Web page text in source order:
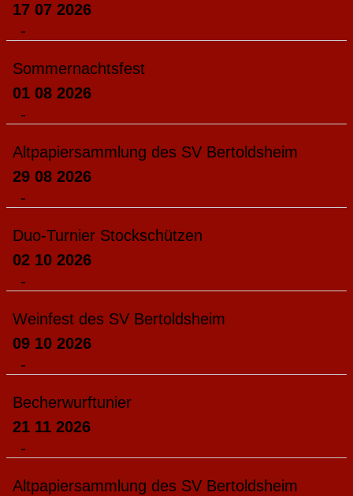
17 07 2026
-
Sommernachtsfest
01 08 2026
-
Altpapiersammlung des SV Bertoldsheim
29 08 2026
-
Duo-Turnier Stockschützen
02 10 2026
-
Weinfest des SV Bertoldsheim
09 10 2026
-
Becherwurftunier
21 11 2026
-
Altpapiersammlung des SV Bertoldsheim